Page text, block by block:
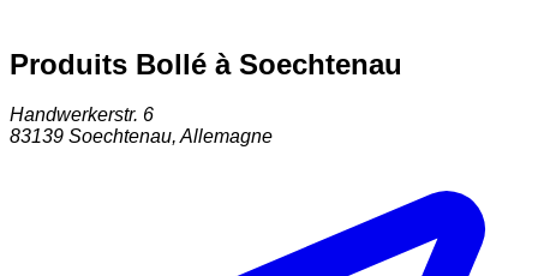
Produits Bollé à Soechtenau
Handwerkerstr. 6
83139 Soechtenau,Allemagne